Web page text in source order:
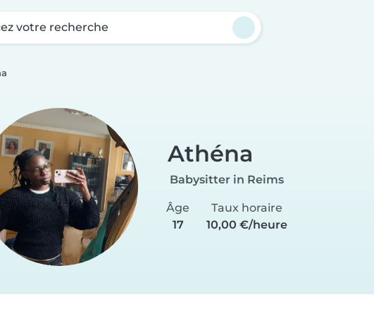
votre recherche
Athéna
Babysitter in Reims
Âge
17
Taux horaire
10,00 €/heure